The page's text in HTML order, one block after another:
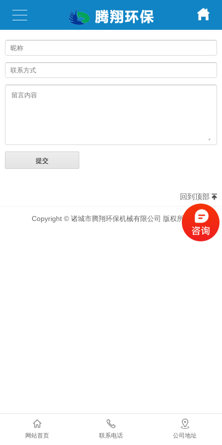
回到顶部
Copyright © 诸城市腾翔环保机械有限公司 版权所有
网站首页 联系电话 公司地址